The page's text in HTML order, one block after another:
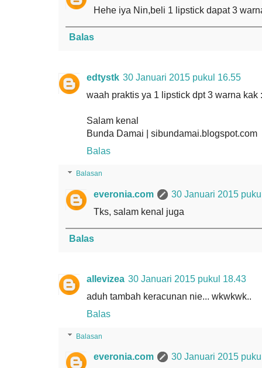
Hehe iya Nin,beli 1 lipstick dapat 3
Balas
edtystk 30 Januari 2015 pukul 16.55
waah praktis ya 1 lipstick dpt 3 warna kak
Salam kenal
Bunda Damai | sibundamai.blogspot.com
Balas
Balasan
everonia.com
30 Januari 2015
Tks, salam kenal juga
Balas
allevizea 30 Januari 2015 pukul 18.43
aduh tambah keracunan nie... wkwkwk..
Balas
Balasan
everonia.com
30 Januari 2015